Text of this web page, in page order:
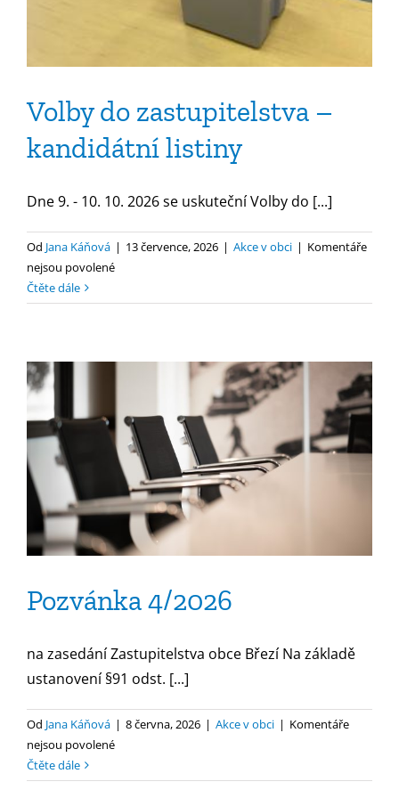
Volby do zastupitelstva –
kandidátní listiny
Dne 9. - 10. 10. 2026 se uskuteční Volby do [...]
Od Jana Káňová | 13 července, 2026 | Akce v obci | Komentáře
nejsou povolenéu
s
kandidátní
listiny
Čtěte dále
Pozvánka 4/2026
na zasedání Zastupitelstva obce Březí Na základě
ustanovení §91 odst. [...]
Od Jana Káňová | 8 června, 2026 | Akce v obci | Komentáře
nejsou povolenéu
s
Čtěte dále